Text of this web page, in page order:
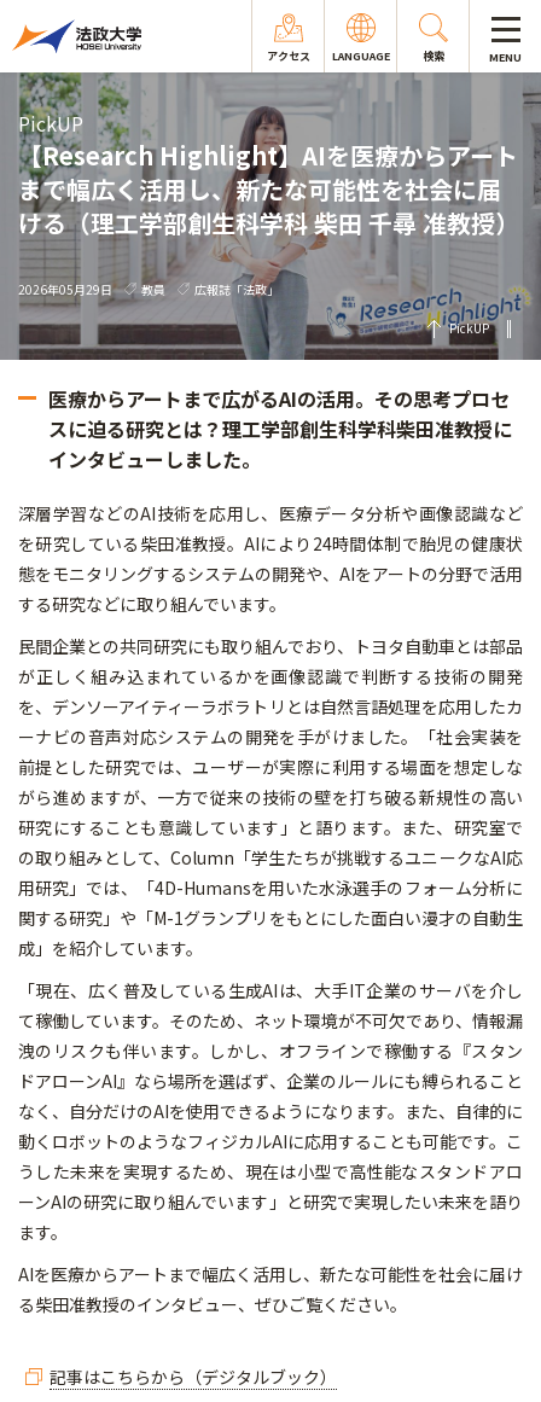
アクセス LANGUAGE 検索 MENU
PickUP
【Research Highlight】AIを医療からアート
まで幅広く活用し、新たな可能性を社会に届
ける（理工学部創生科学科 柴田 千尋 准教授）
2026年05月29日 教員 広報誌「法政」
PickUP
医療からアートまで広がるAIの活用。その思考プロセ
スに迫る研究とは？理工学部創生科学科柴田准教授に
インタビューしました。
深層学習などのAI技術を応用し、医療データ分析や画像認識など
を研究している柴田准教授。AIにより24時間体制で胎児の健康状
態をモニタリングするシステムの開発や、AIをアートの分野で活用
する研究などに取り組んでいます。
民間企業との共同研究にも取り組んでおり、トヨタ自動車とは部品
が正しく組み込まれているかを画像認識で判断する技術の開発
を、デンソーアイティーラボラトリとは自然言語処理を応用したカ
ーナビの音声対応システムの開発を手がけました。「社会実装を
前提とした研究では、ユーザーが実際に利用する場面を想定しな
がら進めますが、一方で従来の技術の壁を打ち破る新規性の高い
研究にすることも意識しています」と語ります。また、研究室で
の取り組みとして、Column「学生たちが挑戦するユニークなAI応
用研究」では、「4D-Humansを用いた水泳選手のフォーム分析に
関する研究」や「M-1グランプリをもとにした面白い漫才の自動生
成」を紹介しています。
「現在、広く普及している生成AIは、大手IT企業のサーバを介し
て稼働しています。そのため、ネット環境が不可欠であり、情報漏
洩のリスクも伴います。しかし、オフラインで稼働する『スタン
ドアローンAI』なら場所を選ばず、企業のルールにも縛られること
なく、自分だけのAIを使用できるようになります。また、自律的に
動くロボットのようなフィジカルAIに応用することも可能です。こ
うした未来を実現するため、現在は小型で高性能なスタンドアロ
ーンAIの研究に取り組んでいます」と研究で実現したい未来を語り
ます。
AIを医療からアートまで幅広く活用し、新たな可能性を社会に届け
る柴田准教授のインタビュー、ぜひご覧ください。
記事はこちらから（デジタルブック）